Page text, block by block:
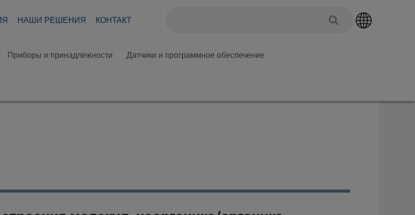
НАШИ РЕШЕНИЯ КОНТАКТ
Приборы и принадлежности Датчики и программное обеспечение